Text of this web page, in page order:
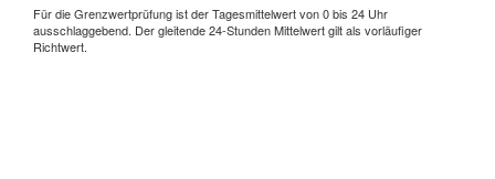
Für die Grenzwertprüfung ist der Tagesmittelwert von 0 bis 24 Uhr
ausschlaggebend. Der gleitende 24-Stunden Mittelwert gilt als vorläufiger
Richtwert.